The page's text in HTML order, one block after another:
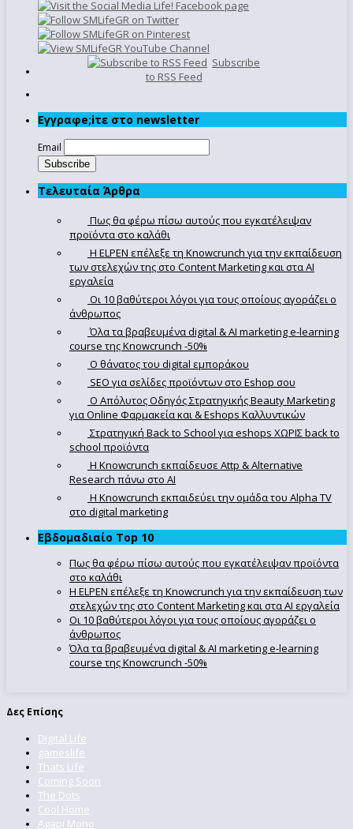
Subscribe
to RSS Feed
Εγγραφe;iτε στο newsletter
Email
Τελευταία Άρθρα
Πως θα φέρω πίσω αυτούς που εγκατέλειψαν
προϊόντα στο καλάθι
Η ELPEN επέλεξε τη Knowcrunch για την εκπαίδευση
των στελεχών της στο Content Marketing και στα AI
εργαλεία
Οι 10 βαθύτεροι λόγοι για τους οποίους αγοράζει ο
άνθρωπος
Όλα τα βραβευμένα digital & AI marketing e-learning
course της Knowcrunch -50%
Ο θάνατος του digital εμποράκου
SEO για σελίδες προϊόντων στο Eshop σου
Ο Απόλυτoς Οδηγός Στρατηγικής Beauty Marketing
για Online Φαρμακεία και & Eshops Καλλυντικών
Στρατηγική Back to School για eshops ΧΩΡΙΣ back to
school προϊόντα
Η Knowcrunch εκπαίδευσε Attp & Alternative
Research πάνω στο ΑΙ
Η Knowcrunch εκπαιδεύει την ομάδα του Alpha TV
στο digital marketing
Εβδομαδιαίο Top 10
Πως θα φέρω πίσω αυτούς που εγκατέλειψαν προϊόντα
στο καλάθι
Η ELPEN επέλεξε τη Knowcrunch για την εκπαίδευση των
στελεχών της στο Content Marketing και στα AI εργαλεία
Οι 10 βαθύτεροι λόγοι για τους οποίους αγοράζει ο
άνθρωπος
Όλα τα βραβευμένα digital & AI marketing e-learning
course της Knowcrunch -50%
Δες Επίσης
Digital Life
gameslife
Thats Life
Coming Soon
The Dots
Cool Home
Agapi Mono